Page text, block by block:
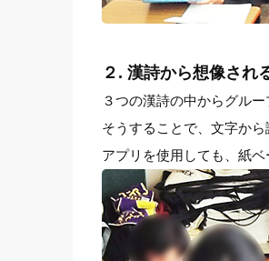
２. 漢詩から想像され
３つの漢詩の中からグル
そうすることで、文字か
アプリを使用しても、紙